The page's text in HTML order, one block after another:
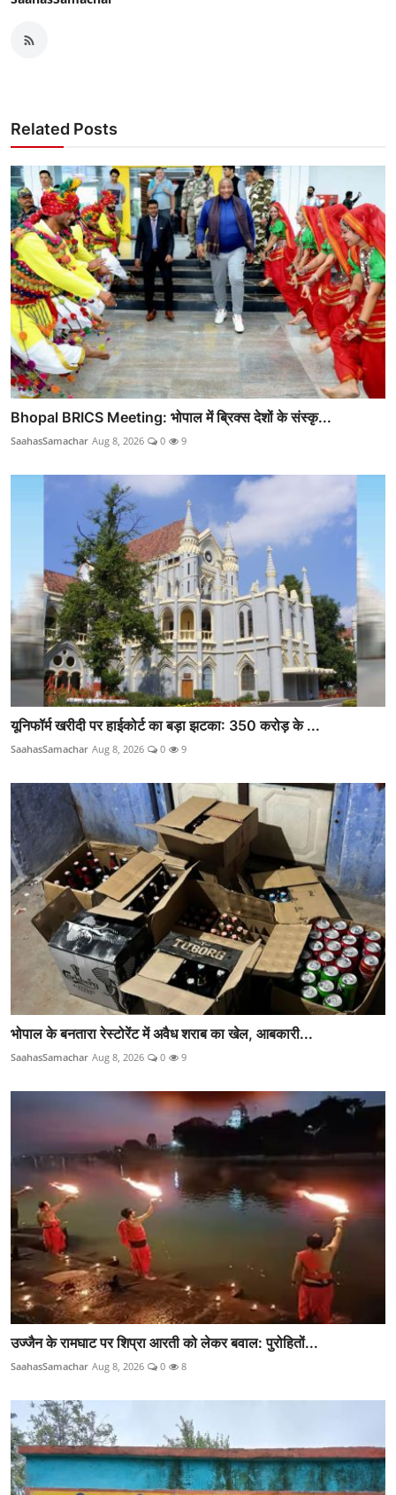
Related Posts
Bhopal BRICS Meeting: भोपाल में ब्रिक्स देशों के संस्कृ...
SaahasSamachar Aug 8, 2026 0 9
यूनिफॉर्म खरीदी पर हाईकोर्ट का बड़ा झटका: 350 करोड़ के ...
SaahasSamachar Aug 8, 2026 0 9
भोपाल के बनतारा रेस्टोरेंट में अवैध शराब का खेल, आबकारी...
SaahasSamachar Aug 8, 2026 0 9
उज्जैन के रामघाट पर शिप्रा आरती को लेकर बवाल: पुरोहितों...
SaahasSamachar Aug 8, 2026 0 8